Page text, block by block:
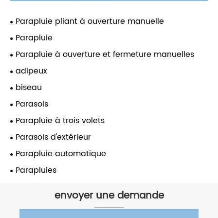
Parapluie pliant à ouverture manuelle
Parapluie
Parapluie à ouverture et fermeture manuelles
adipeux
biseau
Parasols
Parapluie à trois volets
Parasols d'extérieur
Parapluie automatique
Parapluies
envoyer une demande